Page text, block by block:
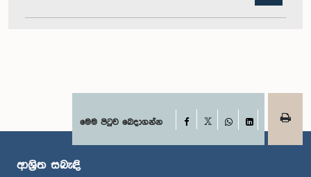
පෙ.ව. 11:24 - පෙ.ව. 11:33මෙම පිටුව බෙදාගන්න Facebook
WhatsApp
LinkedIn
ආශ්‍රිත සබැඳි